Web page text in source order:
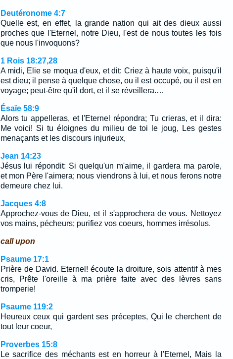
Deutéronome 4:7
Quelle est, en effet, la grande nation qui ait des dieux aussi
proches que l'Eternel, notre Dieu, l'est de nous toutes les fois
que nous l'invoquons?
1 Rois 18:27,28
A midi, Elie se moqua d'eux, et dit: Criez à haute voix, puisqu'il
est dieu; il pense à quelque chose, ou il est occupé, ou il est en
voyage; peut-être qu'il dort, et il se réveillera.…
Ésaïe 58:9
Alors tu appelleras, et l'Eternel répondra; Tu crieras, et il dira:
Me voici! Si tu éloignes du milieu de toi le joug, Les gestes
menaçants et les discours injurieux,
Jean 14:23
Jésus lui répondit: Si quelqu'un m'aime, il gardera ma parole,
et mon Père l'aimera; nous viendrons à lui, et nous ferons notre
demeure chez lui.
Jacques 4:8
Approchez-vous de Dieu, et il s'approchera de vous. Nettoyez
vos mains, pécheurs; purifiez vos coeurs, hommes irrésolus.
call upon
Psaume 17:1
Prière de David. Eternel! écoute la droiture, sois attentif à mes
cris, Prête l'oreille à ma prière faite avec des lèvres sans
tromperie!
Psaume 119:2
Heureux ceux qui gardent ses préceptes, Qui le cherchent de
tout leur coeur,
Proverbes 15:8
Le sacrifice des méchants est en horreur à l'Eternel, Mais la